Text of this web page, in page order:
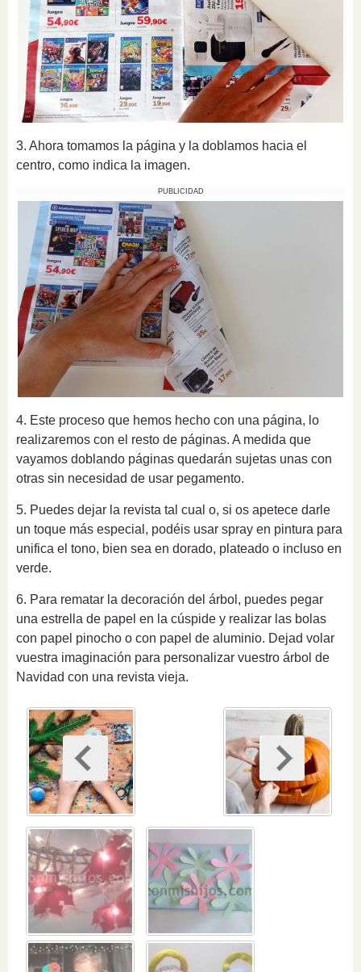
3. Ahora tomamos la página y la doblamos hacia el
centro, como indica la imagen.
PUBLICIDAD
4. Este proceso que hemos hecho con una página, lo
realizaremos con el resto de páginas. A medida que
vayamos doblando páginas quedarán sujetas unas con
otras sin necesidad de usar pegamento.
5. Puedes dejar la revista tal cual o, si os apetece darle
un toque más especial, podéis usar spray en pintura para
unifica el tono, bien sea en dorado, plateado o incluso en
verde.
6. Para rematar la decoración del árbol, puedes pegar
una estrella de papel en la cúspide y realizar las bolas
con papel pinocho o con papel de aluminio. Dejad volar
vuestra imaginación para personalizar vuestro árbol de
Navidad con una revista vieja.